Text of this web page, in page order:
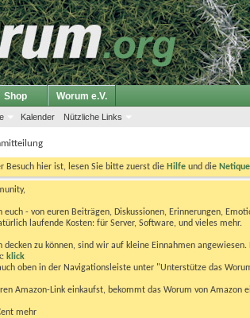
Kalender Nützliche Links
Shop Worum e.V.
Besuch hier ist, lesen Sie bitte zuerst die Hilfe und die
euch - von euren Beiträgen, Diskussionen, Erinnerungen,
laufende Kosten: für Server, Software, und vieles mehr.
decken zu können, sind wir auf kleine Einnahmen
klick
oben in der Navigationsleiste unter "Unterstütze das
Amazon-Link einkaufst, bekommt das Worum von Amazon
mehr